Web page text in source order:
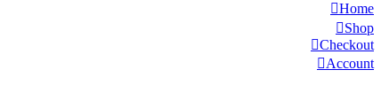
Home
Shop
Checkout
Account